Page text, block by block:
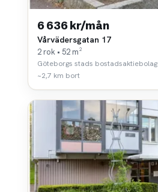
6 636 kr/mån
Vårvädersgatan 17
2 rok • 52 m²
Göteborgs stads bostadsaktiebolag
~2,7 km bort